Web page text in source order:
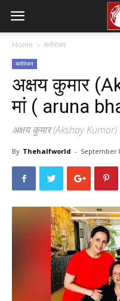
Home मनोरंजन
मनोरंजन
अक्षय कुमार
मां ( aruna
अक्षय कुमार (Akshay Kumar)
By Thehalfworld - September